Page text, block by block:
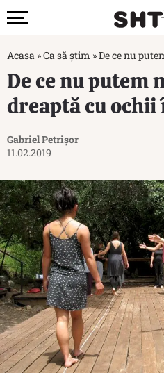
Acasa »Ca să știm »De ce nu
De ce nu putem
dreaptă cu
Gabriel Petrișor
11.02.2019